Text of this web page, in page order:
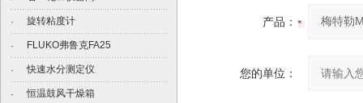
· 旋转粘度计
· FLUKO弗鲁克FA25
· 快速水分测定仪
· 恒温鼓风干燥箱
产品：
您的单位：